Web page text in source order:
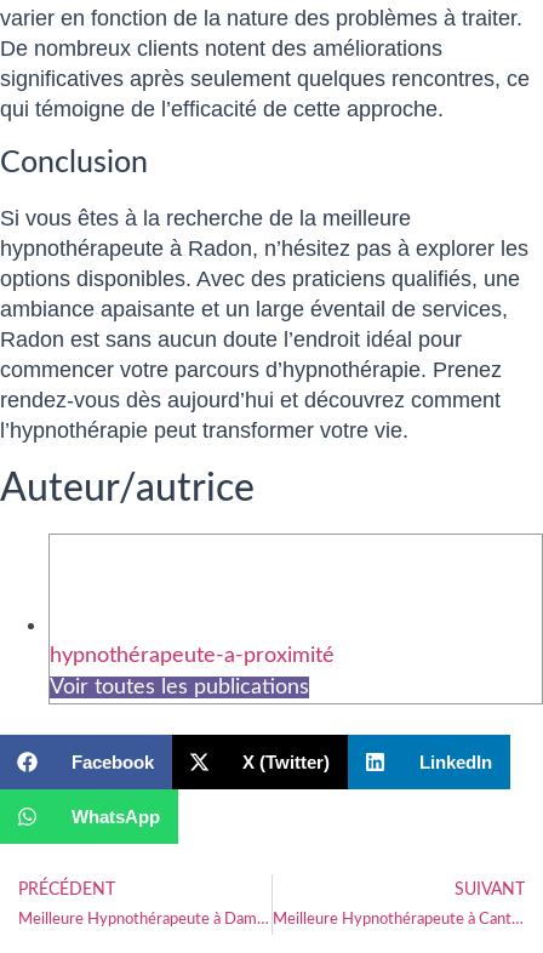
varier en fonction de la nature des problèmes à traiter.
De nombreux clients notent des améliorations
significatives après seulement quelques rencontres, ce
qui témoigne de l’efficacité de cette approche.
Conclusion
Si vous êtes à la recherche de la meilleure
hypnothérapeute à Radon, n’hésitez pas à explorer les
options disponibles. Avec des praticiens qualifiés, une
ambiance apaisante et un large éventail de services,
Radon est sans aucun doute l’endroit idéal pour
commencer votre parcours d’hypnothérapie. Prenez
rendez-vous dès aujourd’hui et découvrez comment
l’hypnothérapie peut transformer votre vie.
Auteur/autrice
hypnothérapeute-a-proximité
Voir toutes les publications
Facebook X (Twitter) LinkedIn
WhatsApp
PRÉCÉDENT
Meilleure Hypnothérapeute à Damigny
SUIVANT
Meilleure Hypnothérapeute à Canteleu